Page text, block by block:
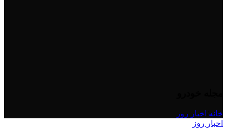
خانه اخبار روز
اخبار روز